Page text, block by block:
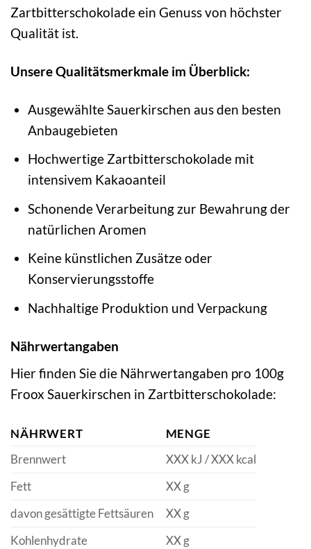
Zartbitterschokolade ein Genuss von höchster
Qualität ist.
Unsere Qualitätsmerkmale im Überblick:
Ausgewählte Sauerkirschen aus den besten
Anbaugebieten
Hochwertige Zartbitterschokolade mit
intensivem Kakaoanteil
Schonende Verarbeitung zur Bewahrung der
natürlichen Aromen
Keine künstlichen Zusätze oder
Konservierungsstoffe
Nachhaltige Produktion und Verpackung
Nährwertangaben
Hier finden Sie die Nährwertangaben pro 100g
Froox Sauerkirschen in Zartbitterschokolade:
NÄHRWERT
MENGE
Brennwert
XXX kJ / XXX kcal
Fett
XX g
davon gesättigte Fettsäuren
XX g
Kohlenhydrate
XX g